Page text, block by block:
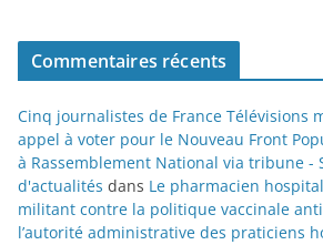
Commentaires récents
Cinq journalistes de France Télévisions
appel à voter pour le Nouveau Front
à Rassemblement National via tribune -
d'actualités dans Le pharmacien
militant contre la politique vaccinale
l’autorité administrative des praticiens